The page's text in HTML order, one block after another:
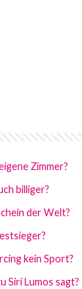
Zimmer?
billiger?
der Welt?
kein Sport?
Siri Lumos sagt?